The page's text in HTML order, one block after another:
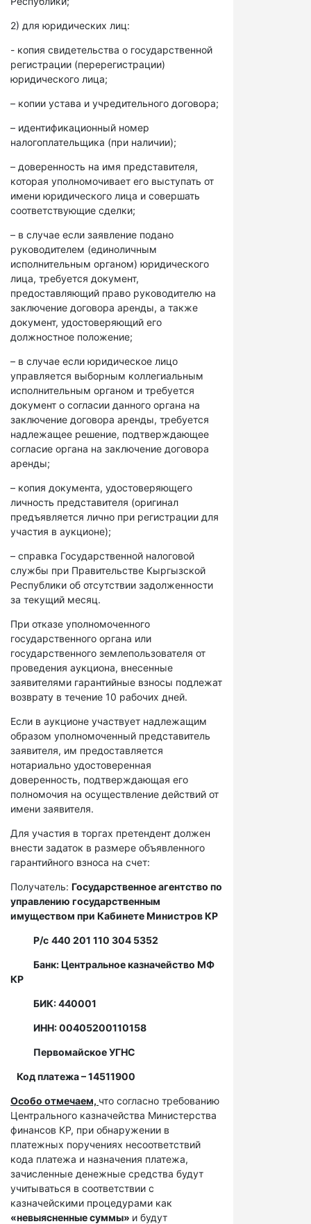
2) для юридических лиц:
- копия свидетельства о государственной
регистрации (перерегистрации)
юридического лица;
– копии устава и учредительного договора;
– идентификационный номер
налогоплательщика (при наличии);
– доверенность на имя представителя,
которая уполномочивает его выступать от
имени юридического лица и совершать
соответствующие сделки;
– в случае если заявление подано
руководителем (единоличным
исполнительным органом) юридического
лица, требуется документ,
предоставляющий право руководителю на
заключение договора аренды, а также
документ, удостоверяющий его
должностное положение;
– в случае если юридическое лицо
управляется выборным коллегиальным
исполнительным органом и требуется
документ о согласии данного органа на
заключение договора аренды, требуется
надлежащее решение, подтверждающее
согласие органа на заключение договора
аренды;
– копия документа, удостоверяющего
личность представителя (оригинал
предъявляется лично при регистрации для
участия в аукционе);
– справка Государственной налоговой
службы при Правительстве Кыргызской
Республики об отсутствии задолженности
за текущий месяц.
При отказе уполномоченного
государственного органа или
государственного землепользователя от
проведения аукциона, внесенные
заявителями гарантийные взносы подлежат
возврату в течение 10 рабочих дней.
Если в аукционе участвует надлежащим
образом уполномоченный представитель
заявителя, им предоставляется
нотариально удостоверенная
доверенность, подтверждающая его
полномочия на осуществление действий от
имени заявителя.
Для участия в торгах претендент должен
внести задаток в размере объявленного
гарантийного взноса на счет:
Получатель: Государственное агентство по
управлению государственным
имуществом при Кабинете Министров КР
Р/с 440 201 110 304 5352
Банк: Центральное казначейство МФ
КР
БИК: 440001
ИНН: 00405200110158
Первомайское УГНС
Код платежа – 14511900
Особо отмечаем, что согласно требованию
Центрального казначейства Министерства
финансов КР, при обнаружении в
платежных поручениях несоответствий
кода платежа и назначения платежа,
зачисленные денежные средства будут
учитываться в соответствии с
казначейскими процедурами как
«невыясненные суммы» и будут